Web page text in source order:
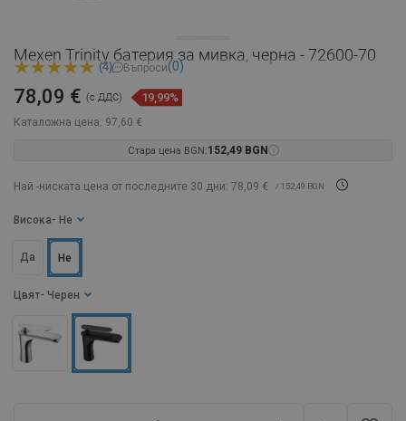
Mexen Trinity батерия за мивка, черна - 72600-70
(4) Въпроси(0)
Каталожна цена: 97,60 €
78,09 € (с ДДС) 19,99%
Стара цена BGN:152,49 BGN
Най -ниската цена от последните 30 дни: 78,09 € / 152,49 BGN
Цвят - Черен
Висока - Не
Да Не